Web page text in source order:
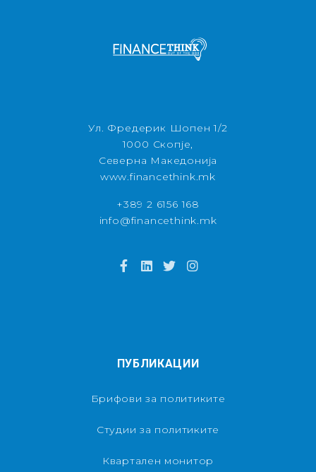
Ул. Фредерик Шопен 1/2
1000 Скопје,
Северна Македонија
www.financethink.mk
+389 2 6156 168
info@financethink.mk
ПУБЛИКАЦИИ
Брифови за политиките
Студии за политиките
Квартален монитор